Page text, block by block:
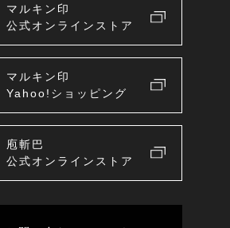
マルキン印
公式オンラインストア
マルキン印
Yahoo!ショッピング
庖斬巴
公式オンラインストア